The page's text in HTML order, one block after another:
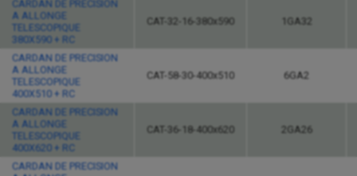
CARDAN DE PRECISION
A ALLONGE
TELESCOPIQUE
380X590 + RC
CAT-32-16-380x590 1GA32
CARDAN DE PRECISION
A ALLONGE
TELESCOPIQUE
400X510 + RC
CAT-58-30-400x510 6GA2
CARDAN DE PRECISION
A ALLONGE
TELESCOPIQUE
400X620 + RC
CAT-36-18-400x620 2GA26
CARDAN DE PRECISION